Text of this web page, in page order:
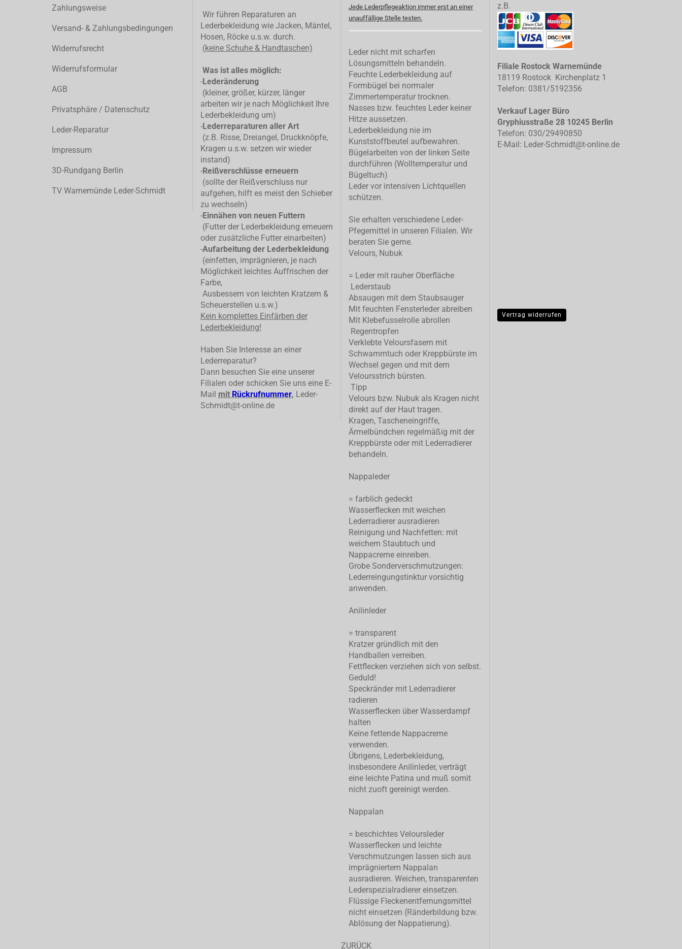
Zahlungsweise
Versand- & Zahlungsbedingungen
Widerrufsrecht
Widerrufsformular
AGB
Privatsphäre / Datenschutz
Leder-Reparatur
Impressum
3D-Rundgang Berlin
TV Warnemünde Leder-Schmidt
Wir führen Reparaturen an
Lederbekleidung wie Jacken, Mäntel,
Hosen, Röcke u.s.w. durch.
(keine Schuhe & Handtaschen)
Was ist alles möglich:
-Lederänderung
(kleiner, größer, kürzer, länger
arbeiten wir je nach Möglichkeit Ihre
Lederbekleidung um)
-Lederreparaturen aller Art
(z.B. Risse, Dreiangel, Druckknöpfe,
Kragen u.s.w. setzen wir wieder
instand)
-Reißverschlüsse erneuern
(sollte der Reißverschluss nur
aufgehen, hilft es meist den Schieber
zu wechseln)
-Einnähen von neuen Futtern
(Futter der Lederbekleidung erneuern
oder zusätzliche Futter einarbeiten)
-Aufarbeitung der Lederbekleidung
(einfetten, imprägnieren, je nach
Möglichkeit leichtes Auffrischen der
Farbe,
Ausbessern von leichten Kratzern &
Scheuerstellen u.s.w.)
Kein komplettesEinfärben der
Lederbekleidung!
Haben Sie Interesse an einer
Lederreparatur?
Dann besuchen Sie eine unserer
Filialen oder schicken Sie uns eine E-
Mail mit Rückrufnummer. Leder-
Schmidt@t-online.de
Jede Lederpflegeaktion immer erst an einer
unauffällige Stelle testen.
Leder nicht mit scharfen
Lösungsmitteln behandeln.
Feuchte Lederbekleidung auf
Formbügel bei normaler
Zimmertemperatur trocknen.
Nasses bzw. feuchtes Leder keiner
Hitze aussetzen.
Lederbekleidung nie im
Kunststoffbeutel aufbewahren.
Bügelarbeiten von der linken Seite
durchführen (Wolltemperatur und
Bügeltuch)
Leder vor intensiven Lichtquellen
schützen.
Sie erhalten verschiedene Leder-
Pfegemittel in unseren Filialen. Wir
beraten Sie gerne.
Velours, Nubuk
= Leder mit rauher Oberfläche
Lederstaub
Absaugen mit dem Staubsauger
Mit feuchten Fensterleder abreiben
Mit Klebefusselrolle abrollen
Regentropfen
Verklebte Veloursfasern mit
Schwammtuch oder Kreppbürste im
Wechsel gegen und mit dem
Veloursstrich bürsten.
Tipp
Velours bzw. Nubuk als Kragen nicht
direkt auf der Haut tragen.
Kragen, Tascheneingriffe,
Ärmelbündchen regelmäßig mit der
Kreppbürste oder mit Lederradierer
behandeln.
Nappaleder
= farblich gedeckt
Wasserflecken mit weichen
Lederradierer ausradieren
Reinigung und Nachfetten: mit
weichem Staubtuch und
Nappacreme einreiben.
Grobe Sonderverschmutzungen:
Lederreingungstinktur vorsichtig
anwenden.
Anilinleder
= transparent
Kratzer gründlich mit den
Handballen verreiben.
Fettflecken verziehen sich von selbst.
Geduld!
Speckränder mit Lederradierer
radieren
Wasserflecken über Wasserdampf
halten
Keine fettende Nappacreme
verwenden.
Übrigens, Lederbekleidung,
insbesondere Anilinleder, verträgt
eine leichte Patina und muß somit
nicht zuoft gereinigt werden.
Nappalan
= beschichtes Veloursleder
Wasserflecken und leichte
Verschmutzungen lassen sich aus
imprägniertem Nappalan
ausradieren. Weichen, transparenten
Lederspezialradierer einsetzen.
Flüssige Fleckenentfernungsmittel
nicht einsetzen (Ränderbildung bzw.
Ablösung der Nappatierung).
ZURÜCK
z.B.
Filiale Rostock Warnemünde
18119 Rostock Kirchenplatz 1
Telefon: 0381/5192356
Verkauf Lager Büro
Gryphiusstraße 28 10245 Berlin
Telefon: 030/29490850
E-Mail: Leder-Schmidt@t-online.de
Vertrag widerrufen